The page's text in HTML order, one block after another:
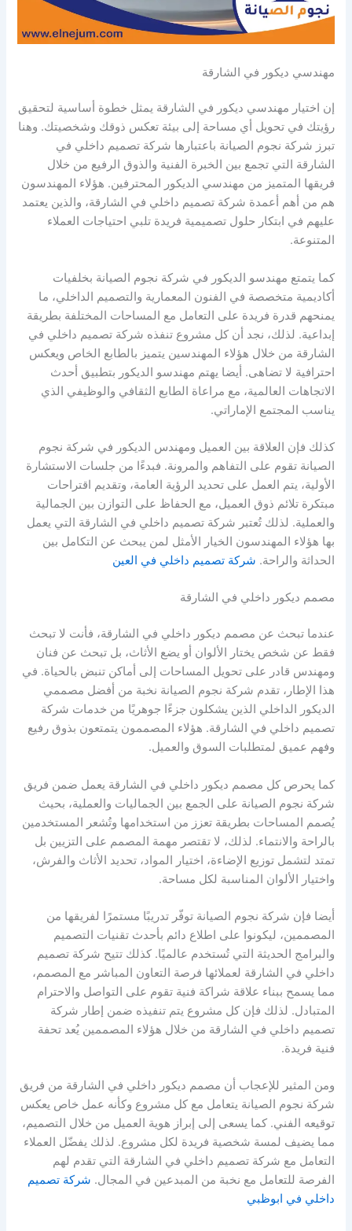
مهندسي ديكور في الشارقة
إن اختيار مهندسي ديكور في الشارقة يمثل خطوة أساسية لتحقيق
رؤيتك في تحويل أي مساحة إلى بيئة تعكس ذوقك وشخصيتك. وهنا
تبرز شركة نجوم الصيانة باعتبارها شركة تصميم داخلي في
الشارقة التي تجمع بين الخبرة الفنية والذوق الرفيع من خلال
فريقها المتميز من مهندسي الديكور المحترفين. هؤلاء المهندسون
هم من أهم أعمدة شركة تصميم داخلي في الشارقة، والذين يعتمد
عليهم في ابتكار حلول تصميمية فريدة تلبي احتياجات العملاء
المتنوعة.
كما يتمتع مهندسو الديكور في شركة نجوم الصيانة بخلفيات
أكاديمية متخصصة في الفنون المعمارية والتصميم الداخلي، ما
يمنحهم قدرة فريدة على التعامل مع المساحات المختلفة بطريقة
إبداعية. لذلك، نجد أن كل مشروع تنفذه شركة تصميم داخلي في
الشارقة من خلال هؤلاء المهندسين يتميز بالطابع الخاص ويعكس
احترافية لا تضاهى. أيضا يهتم مهندسو الديكور بتطبيق أحدث
الاتجاهات العالمية، مع مراعاة الطابع الثقافي والوظيفي الذي
يناسب المجتمع الإماراتي.
كذلك فإن العلاقة بين العميل ومهندس الديكور في شركة نجوم
الصيانة تقوم على التفاهم والمرونة. فبدءًا من جلسات الاستشارة
الأولية، يتم العمل على تحديد الرؤية العامة، وتقديم اقتراحات
مبتكرة تلائم ذوق العميل، مع الحفاظ على التوازن بين الجمالية
والعملية. لذلك تُعتبر شركة تصميم داخلي في الشارقة التي يعمل
بها هؤلاء المهندسون الخيار الأمثل لمن يبحث عن التكامل بين
الحداثة والراحة. شركة تصميم داخلي في العين
مصمم ديكور داخلي في الشارقة
عندما تبحث عن مصمم ديكور داخلي في الشارقة، فأنت لا تبحث
فقط عن شخص يختار الألوان أو يضع الأثاث، بل تبحث عن فنان
ومهندس قادر على تحويل المساحات إلى أماكن تنبض بالحياة. في
هذا الإطار، تقدم شركة نجوم الصيانة نخبة من أفضل مصممي
الديكور الداخلي الذين يشكلون جزءًا جوهريًا من خدمات شركة
تصميم داخلي في الشارقة. هؤلاء المصممون يتمتعون بذوق رفيع
وفهم عميق لمتطلبات السوق والعميل.
كما يحرص كل مصمم ديكور داخلي في الشارقة يعمل ضمن فريق
شركة نجوم الصيانة على الجمع بين الجماليات والعملية، بحيث
يُصمم المساحات بطريقة تعزز من استخدامها وتُشعر المستخدمين
بالراحة والانتماء. لذلك، لا تقتصر مهمة المصمم على التزيين بل
تمتد لتشمل توزيع الإضاءة، اختيار المواد، تحديد الأثاث والفرش،
واختيار الألوان المناسبة لكل مساحة.
أيضا فإن شركة نجوم الصيانة توفّر تدريبًا مستمرًا لفريقها من
المصممين، ليكونوا على اطلاع دائم بأحدث تقنيات التصميم
والبرامج الحديثة التي تُستخدم عالميًا. كذلك تتيح شركة تصميم
داخلي في الشارقة لعملائها فرصة التعاون المباشر مع المصمم،
مما يسمح ببناء علاقة شراكة فنية تقوم على التواصل والاحترام
المتبادل. لذلك فإن كل مشروع يتم تنفيذه ضمن إطار شركة
تصميم داخلي في الشارقة من خلال هؤلاء المصممين يُعد تحفة
فنية فريدة.
ومن المثير للإعجاب أن مصمم ديكور داخلي في الشارقة من فريق
شركة نجوم الصيانة يتعامل مع كل مشروع وكأنه عمل خاص يعكس
توقيعه الفني. كما يسعى إلى إبراز هوية العميل من خلال التصميم،
مما يضيف لمسة شخصية فريدة لكل مشروع. لذلك يفضّل العملاء
التعامل مع شركة تصميم داخلي في الشارقة التي تقدم لهم
الفرصة للتعامل مع نخبة من المبدعين في المجال. شركة تصميم
داخلي في ابوظبي